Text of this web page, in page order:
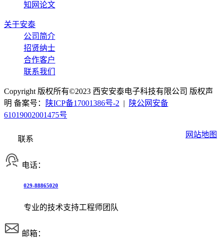
知网论文
关于安泰
公司简介
招贤纳士
合作客户
联系我们
Copyright 版权所有©2023 西安安泰电子科技有限公司 版权声
明 备案号：
陕ICP备17001386号-2 |
陕公网安备
61019002001475号
网站地图
联系
电话：
029-88865020
专业的技术支持工程师团队
邮箱：